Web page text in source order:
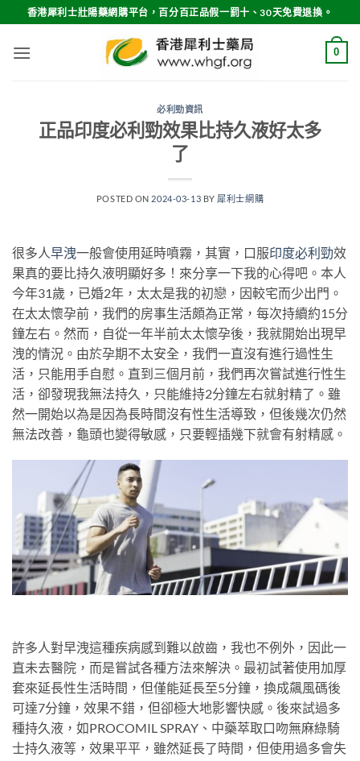
to
content
香港犀利士壯陽藥網購平台，百分百正品假一罰十、30天免費退換。
0
必利勁資訊
正品印度必利勁效果比持久液好太多
了
POSTED ON 2024-03-13 BY 犀利士網購
很多人早洩一般會使用延時噴霧，其實，口服印度必利勁效
果真的要比持久液明顯好多！來分享一下我的心得吧。本人
今年31歲，已婚2年，太太是我的初戀，因較宅而少出門。
在太太懷孕前，我們的房事生活頗為正常，每次持續約15分
鐘左右。然而，自從一年半前太太懷孕後，我就開始出現早
洩的情況。由於孕期不太安全，我們一直沒有進行過性生
活，只能用手自慰。直到三個月前，我們再次嘗試進行性生
活，卻發現我無法持久，只能維持2分鐘左右就射精了。雖
然一開始以為是因為長時間沒有性生活導致，但後幾次仍然
無法改善，龜頭也變得敏感，只要輕插幾下就會有射精感。
許多人對早洩這種疾病感到難以啟齒，我也不例外，因此一
直未去醫院，而是嘗試各種方法來解決。最初試著使用加厚
套來延長性生活時間，但僅能延長至5分鐘，換成飆風碼後
可達7分鐘，效果不錯，但卻極大地影響快感。後來試過多
種持久液，如PROCOMIL SPRAY、中藥萃取口吻無麻綠騎
士持久液等，效果平平，雖然延長了時間，但使用過多會失